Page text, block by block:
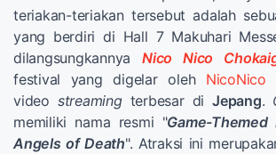
teriakan-teriakan tersebut adalah
yang berdiri di Hall 7 Makuhari
dilangsungkannyaNico Nico
festival yang digelar oleh NicoNico
video streamingterbesar di Jepang.
memiliki nama resmi "Game-
Angels of Death". Atraksi ini